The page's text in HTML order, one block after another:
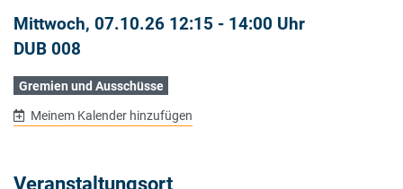
Mittwoch, 07.10.26 12:15 - 14:00 Uhr
DUB 008
Gremien und Ausschüsse
Meinem Kalender hinzufügen
Veranstaltungsort